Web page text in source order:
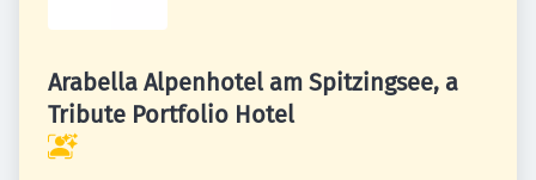
Arabella Alpenhotel am Spitzingsee, a
Tribute Portfolio Hotel